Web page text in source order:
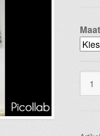
Maat